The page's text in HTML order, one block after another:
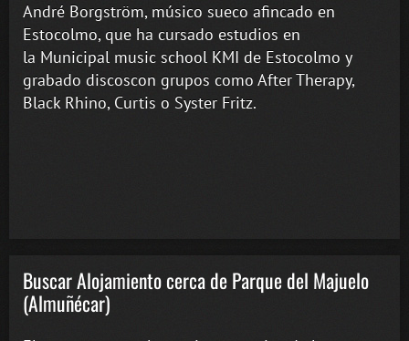
André Borgström, músico sueco afincado en
Estocolmo, que ha cursado estudios en
la Municipal music school KMI de Estocolmo y
grabado discoscon grupos como After Therapy,
Black Rhino, Curtis o Syster Fritz.
Buscar Alojamiento cerca de Parque del Majuelo
(Almuñécar)